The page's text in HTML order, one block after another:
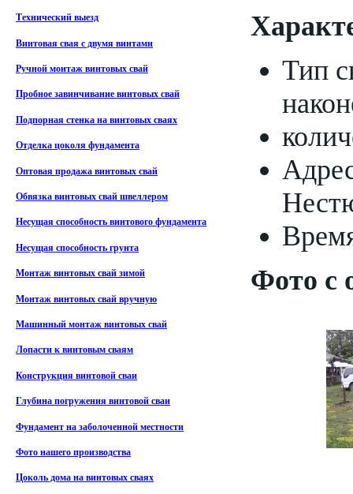
Технический выезд
Винтовая свая с двумя винтами
Ручной монтаж винтовых свай
Пробное завинчивание винтовых свай
Подпорная стенка на винтовых сваях
Отделка цоколя фундамента
Оптовая продажа винтовых свай
Обвязка винтовых свай швеллером
Несущая способность винтового фундамента
Несущая способность грунта
Монтаж винтовых свай зимой
Монтаж винтовых свай вручную
Машинный монтаж винтовых свай
Лопасти к винтовым сваям
Конструкция винтовой сваи
Глубина погружения винтовой сваи
Фундамент на заболоченной местности
Фото нашего производства
Цоколь дома на винтовых сваях
Тип
Фото с